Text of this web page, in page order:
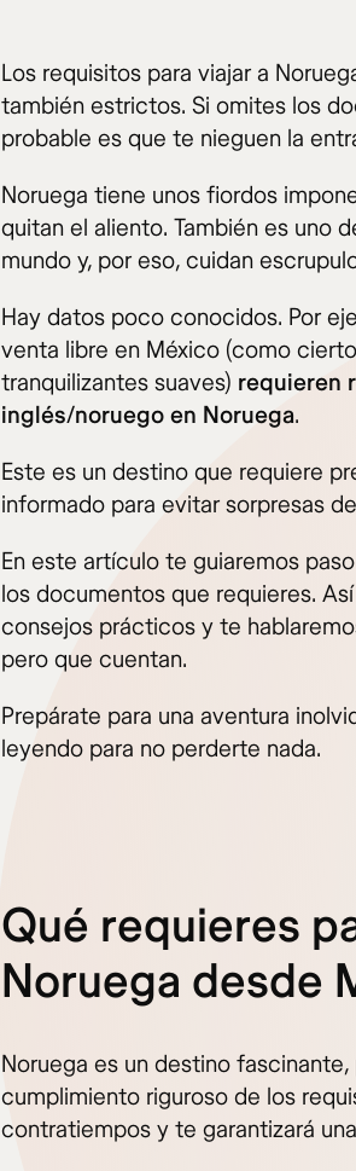
Los requisitos para viajar a
también estrictos. Si omites los
probable es que te nieguen la
Noruega tiene unos fiordos
quitan el aliento. También es uno
mundo y, por eso, cuidan
Hay datos poco conocidos. Por
venta libre en México (como
tranquilizantes suaves) requieren
inglés/noruego en Noruega.
Este es un destino que requiere
informado para evitar sorpresas
En este artículo te guiaremos
los documentos que requieres.
consejos prácticos y te
pero que cuentan.
Prepárate para una aventura
leyendo para no perderte nada.
Qué requieres
Noruega desde
Noruega es un destino
cumplimiento riguroso de los
contratiempos y te garantizará